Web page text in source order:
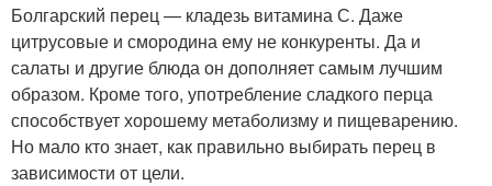
Болгарский перец — кладезь витамина С. Даже
цитрусовые и смородина ему не конкуренты. Да и
салаты и другие блюда он дополняет самым лучшим
образом. Кроме того, употребление сладкого перца
способствует хорошему метаболизму и пищеварению.
Но мало кто знает, как правильно выбирать перец в
зависимости от цели.